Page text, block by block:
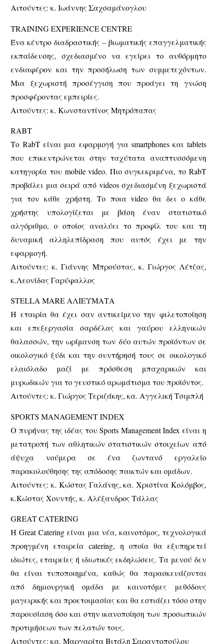
Αιτούντες: κ. Ιωάννης Σαχσαμάνογλου
TRAINING EXPERIENCE CENTRE
Ένα κέντρο διαδραστικής – βιωματικής επαγγελματικής
εκπαίδευσης, σχεδιασμένο να εγείρει το αυθόρμητο
ενδιαφέρον και την προσήλωση των συμμετεχόντων.
Μια ξεχωριστή προσέγγιση που προάγει τη γνώση
προσφέροντας εμπειρίες.
Αιτούντες: κ. Κωνσταντίνος Μητρόπαπας
RABT
Το RabT είναι μια εφαρμογή για smartphones και tablets
που επικεντρώνεται στην ταχύτατα αναπτυσσόμενη
κατηγορία του mobile video. Πιο συγκεκριμένα, το RabT
προβάλει μια σειρά από videos σχεδιασμένη ξεχωριστά
για τον κάθε χρήστη. Το ποια video θα δει ο κάθε
χρήστης υπολογίζεται με βάση έναν στατιστικό
αλγόριθμο, ο οποίος αναλύει το προφίλ του και τη
δυναμική αλληλεπίδραση που αυτός έχει με την
εφαρμογή.
Αιτούντες: κ. Γιάννης Μπρούστας, κ. Γιώργος Λέτζας,
κ.Λεονίδας Γαρύφαλλος
STELLA MARE ΑΛΙΕΥΜΑΤΑ
Η εταιρία θα έχει σαν αντικείμενο την φιλετοποίηση
και επεξεργασία σαρδέλας και γαύρου ελληνικών
θαλασσών, την ωρίμανση των δύο αυτών προϊόντων σε
οικολογικό ξύδι και την συντήρησή τους σε οικολογικό
ελαιόλαδο μαζί με πρόσθεση μπαχαρικών και
μυρωδικών για το γευστικό αρωμάτισμα του προϊόντος.
Αιτούντες: κ. Γιώργος Τεριζάκης, κα. Αγγελική Τσιμπλή
SPORTS MANAGEMENT INDEX
Ο πυρήνας της ιδέας του Sports Management Index είναι η
μετατροπή των αθλητικών στατιστικών στοιχείων από
άψυχα νούμερα σε ένα ζωντανό εργαλείο
παρακολούθησης της απόδοσης παικτών και ομάδων.
Αιτούντες: κ. Κώστας Γαλάνης, κα. Χριστίνα Κολόμβος,
κ.Κώστας Χουντής, κ. Αλέξανδρος Τάλλας
GREAT CATERING
Η Great Catering είναι μια νέα, καινοτόμος, τεχνολογικά
προηγμένη εταιρεία catering, η οποία θα εξυπηρετεί
ιδιώτες, εταιρείες ή ιδιωτικές εκδηλώσεις. Τα μενού δεν
θα είναι τυποποιημένα, καθώς θα παρασκευάζονται
από δημιουργική ομάδα με καινοτόμες μεθόδους
μαγειρικής και προετοιμασίας και θα εστιάζει τόσο στην
παρουσίαση όσο και στην ικανοποίηση των προσωπικών
προτιμήσεων των πελατών τους.
Αιτούντες: κα. Μαργαρίτα Βιτάλη Σαραντοπούλου